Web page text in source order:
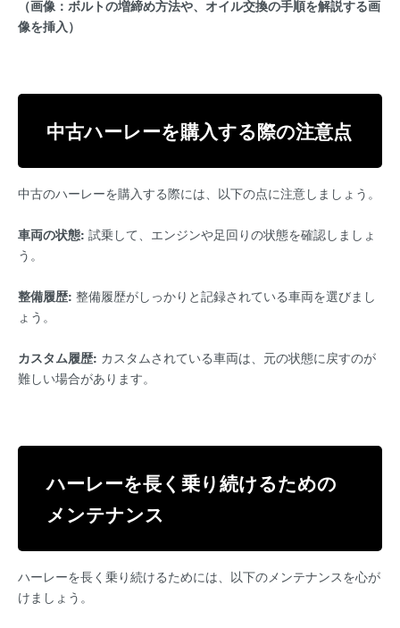
（画像：ボルトの増締め方法や、オイル交換の手順を解説する画
像を挿入）
中古ハーレーを購入する際の注意点
中古のハーレーを購入する際には、以下の点に注意しましょう。
車両の状態: 試乗して、エンジンや足回りの状態を確認しましょ
う。
整備履歴: 整備履歴がしっかりと記録されている車両を選びまし
ょう。
カスタム履歴: カスタムされている車両は、元の状態に戻すのが
難しい場合があります。
ハーレーを長く乗り続けるための
メンテナンス
ハーレーを長く乗り続けるためには、以下のメンテナンスを心が
けましょう。